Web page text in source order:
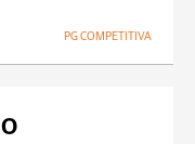
PG COMPETITIVA